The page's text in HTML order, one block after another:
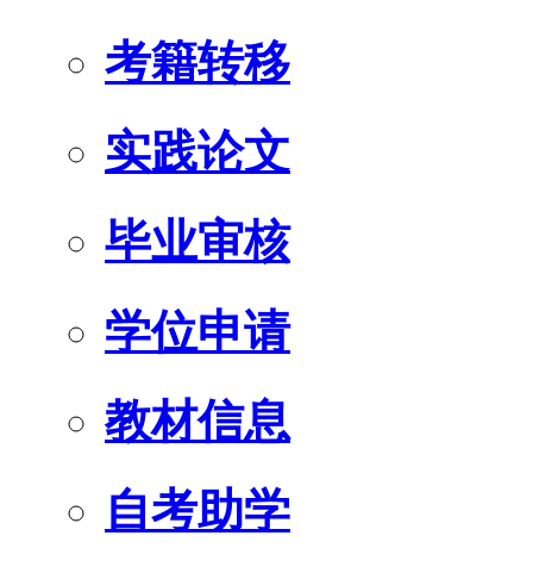
考籍转移
实践论文
毕业审核
学位申请
教材信息
自考助学